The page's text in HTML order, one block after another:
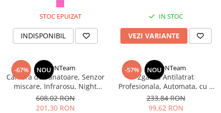
STOC EPUIZAT
INDISPONIBIL
IN STOC
VEZI VARIANTE
-67% NOU
StartONTeam
Camera de Vanatoare, Senzor
miscare, Infrarosu, Night
Vision, Camuflaj Verde
608,02 RON
201,30 RON
-57% NOU
StartONTeam
Zgarda Antilatrat
Profesionala, Automata, cu 7
Nivele de Vibratie, Bip,
Reglabila, Portocalie
233,84 RON
99,62 RON